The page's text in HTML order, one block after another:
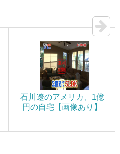
石川遼のアメリカ、1億
円の自宅【画像あり】